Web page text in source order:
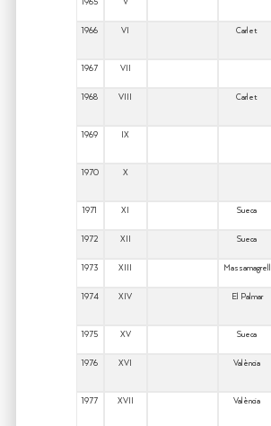
1965 V
1966
VI Carlet
1967
VII
1968
VIII Carlet
1969
IX
1970
X
1971
XI Sueca
1972
XII Sueca
1973
XIII Massamagrell
1974
XIV El Palmar
1975
XV Sueca
1976
XVI València
1977
XVII València